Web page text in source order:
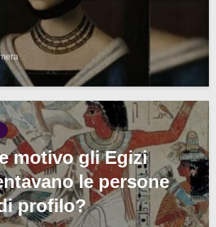
motivo gli Egizi
le persone
profilo?